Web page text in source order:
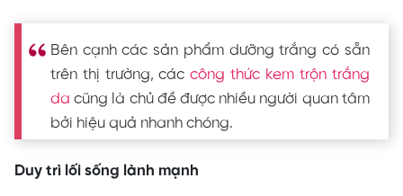
Bên cạnh các sản phẩm dưỡng trắng có sẵn
trên thị trường, cáccông thức kem trộn trắng
da cũng là chủ đề được nhiều người quan tâm
bởi hiệu quả nhanh chóng.
Duy trì lối sống lành mạnh